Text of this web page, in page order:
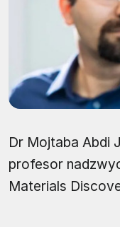
Dr Mojtaba Abdi
profesor
Materials